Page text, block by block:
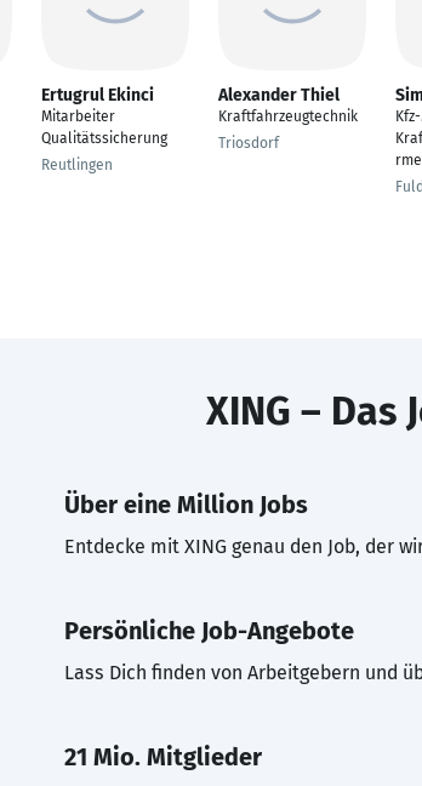
Ertugrul Ekinci
Mitarbeiter
Qualitätssicherung
Reutlingen
Alexander Thiel
Kraftfahrzeugtechnik
Triosdorf
XING – Das
Über eine Million Jobs
Entdecke mit XING genau den Job, der
Persönliche Job-Angebote
Lass Dich finden von Arbeitgebern und
21 Mio. Mitglieder